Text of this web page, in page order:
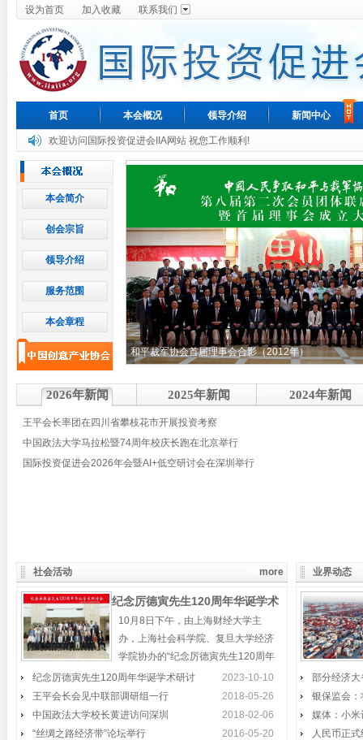
设为首页 加入收藏 联系我们
首页 本会概况 领导介绍 新闻中心
欢迎访问国际投资促进会IIA网站 祝您工作顺利!
本会简介
创会宗旨
领导介绍
服务范围
本会章程
和平裁军协会首届理事会合影（2012年）
2026年新闻 2025年新闻 2024年新闻
王平会长率团在四川省攀枝花市开展投资考察
中国政法大学马拉松暨74周年校庆长跑在北京举行
国际投资促进会2026年会暨AI+低空研讨会在深圳举行
社会活动 more
纪念厉德寅先生120周年华诞学术
研讨会在上海举行
10月8日下午，由上海财经大学主
办，上海社会科学院、复旦大学经济
学院协办的“纪念厉德寅先生120周年
华诞学术研讨会”，在
“丝绸之路经济带”论坛举行
“丝绸之路经济带”核心区产业发展论坛
在新疆昌吉州举行，昌吉州常务副州
长李铁明、中国政法大学副校长时建
2023-10-10
纪念厉德寅先生120周年华诞学术研讨
2018-05-26
王平会长会见中联部调研组一行
2018-02-06
中国政法大学校长黄进访问深圳
2016-05-20
“丝绸之路经济带”论坛举行
业界动态
部分经济
银保监会
媒体：小
人民币正